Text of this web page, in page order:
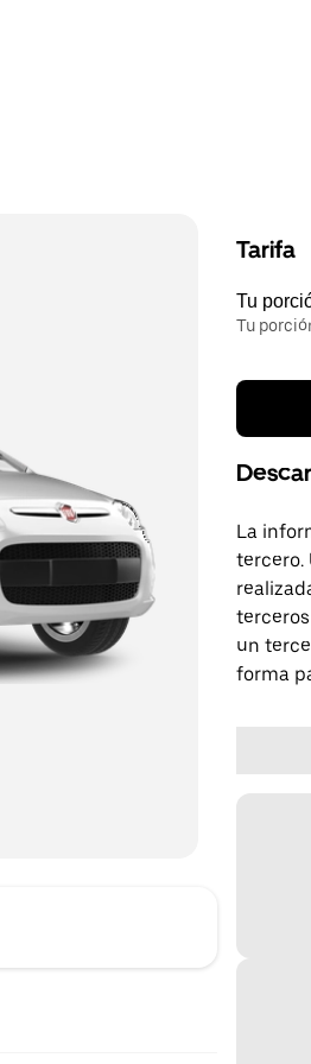
Tarifa
Tu
Tu
La
tercero.
un
forma